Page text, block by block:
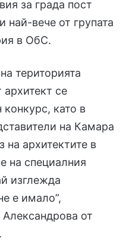
за града пост
най-вече от групата
в ОбС.
територията
архитект се
конкурс, като в
на Камара
на архитектите в
на специалния
изглежда
е имало”,
от